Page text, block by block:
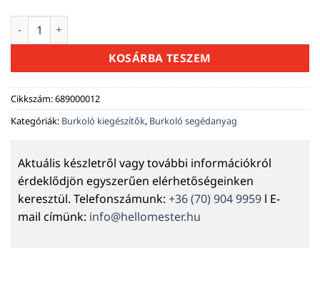
Szintező ék, bilincshez, 4-13mm 100db/csomag, piros
KOSÁRBA TESZEM
Cikkszám:689000012
Kategóriák: Burkoló kiegészítők, Burkoló segédanyag
Aktuális készletről vagy további információkról
érdeklődjön egyszerűen elérhetőségeinken
keresztül. Telefonszámunk: +36 (70) 904 9959 l E-
mail címünk: info@hellomester.hu